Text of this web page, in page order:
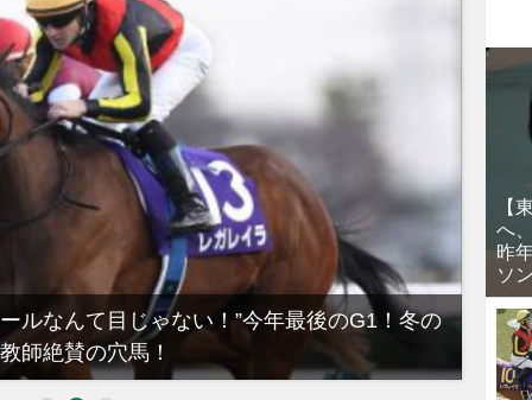
ルなんて目じゃない！”今年最後のG1！冬の
師絶賛の穴馬！
【有
るべ
【
へ
昨
ソ